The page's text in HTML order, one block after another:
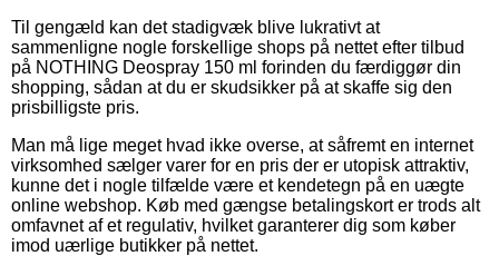
Til gengæld kan det stadigvæk blive lukrativt at
sammenligne nogle forskellige shops på nettet efter tilbud
på NOTHING Deospray 150 ml forinden du færdiggør din
shopping, sådan at du er skudsikker på at skaffe sig den
prisbilligste pris.
Man må lige meget hvad ikke overse, at såfremt en internet
virksomhed sælger varer for en pris der er utopisk attraktiv,
kunne det i nogle tilfælde være et kendetegn på en uægte
online webshop. Køb med gængse betalingskort er trods alt
omfavnet af et regulativ, hvilket garanterer dig som køber
imod uærlige butikker på nettet.